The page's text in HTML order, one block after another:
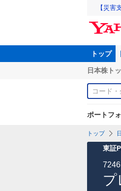
【災害
トップ
日本株ト
ポートフ
トップ
東証
プ
7246